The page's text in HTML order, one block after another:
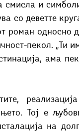
смисла и
со деветте
роман односно
пекол. „Ти
ама
Тој е
на